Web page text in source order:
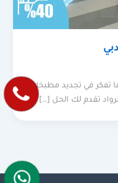
تفكر في تجديد مطبخك
تقدم لك الحل […]